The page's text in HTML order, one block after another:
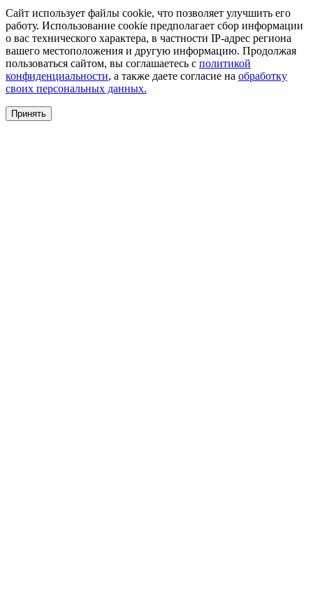
Сайт использует файлы cookie, что позволяет улучшить его
работу. Использование cookie предполагает сбор информации
о вас технического характера, в частности IP-адрес региона
вашего местоположения и другую информацию. Продолжая
пользоваться сайтом, вы соглашаетесь с политикой
конфиденциальности, а также даете согласие на обработку
своих персональных данных.
Принять